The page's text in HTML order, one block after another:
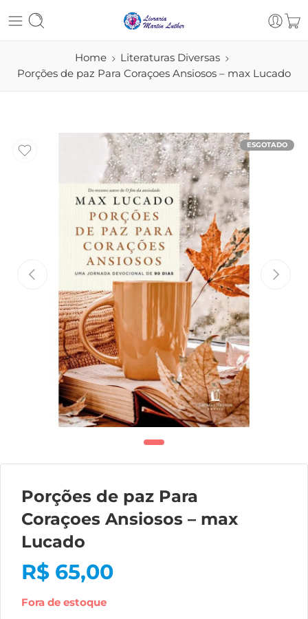
Home
Literaturas Diversas
Porções de paz Para Coraçoes Ansiosos – max Lucado
ESGOTADO
Porções de paz Para
Coraçoes Ansiosos – max
Lucado
R$ 65,00
Fora de estoque